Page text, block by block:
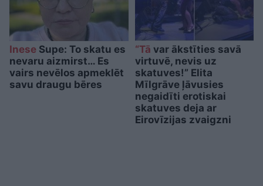
Inese Supe: To skatu es
nevaru aizmirst… Es
vairs nevēlos apmeklēt
savu draugu bēres
“Tā var ākstīties savā
virtuvē, nevis uz
skatuves!” Elita
Mīlgrāve ļāvusies
negaidīti erotiskai
skatuves deja ar
Eirovīzijas zvaigzni